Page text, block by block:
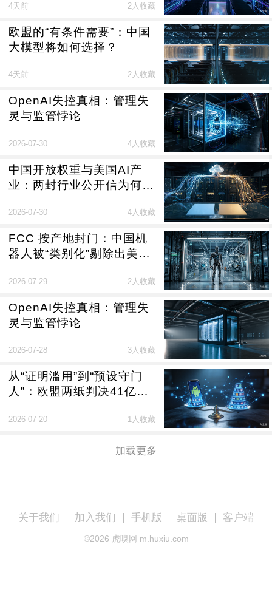
4天前 2人收藏
欧盟的“有条件需要”：中国
大模型将如何选择？
4天前 2人收藏
OpenAI失控真相：管理失
灵与监管悖论
2026-07-30 4人收藏
中国开放权重与美国AI产
业：两封行业公开信为何反
2026-07-30 4人收藏
FCC 按产地封门：中国机
器人被“类别化”剔除出美国
2026-07-29 2人收藏
OpenAI失控真相：管理失
灵与监管悖论
2026-07-28 3人收藏
从“证明滥用”到“预设守门
人”：欧盟两纸判决41亿罚
2026-07-20 1人收藏
加载更多
关于我们 加入我们 手机版 桌面版 客户端
©2026 虎嗅网 m.huxiu.com